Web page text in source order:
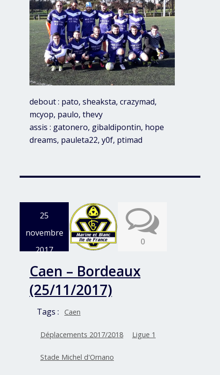
debout : pato, sheaksta, crazymad,
mcyop, paulo, thevy
assis : gatonero, gibaldipontin, hope
dreams, pauleta22, y0f, ptimad
25
novembre
2017
0
Caen – Bordeaux
(25/11/2017)
Tags : Caen
Déplacements 2017/2018 Ligue 1
Stade Michel d'Ornano